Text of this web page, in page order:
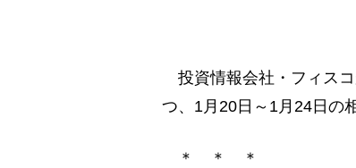
投資情報会社・フィス
つ、1月20日～1月24日の
＊ ＊ ＊